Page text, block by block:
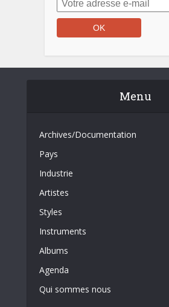
Menu
Archives/Documentation
Pays
Industrie
Artistes
Styles
Instruments
Albums
Agenda
Qui sommes nous